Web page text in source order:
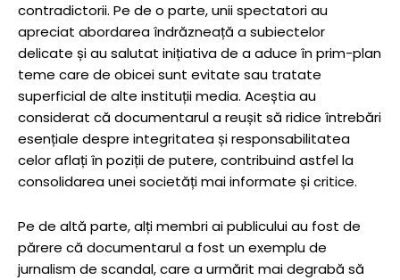
contradictorii. Pe de o parte, unii spectatori au
apreciat abordarea îndrăzneață a subiectelor
delicate și au salutat inițiativa de a aduce în prim-plan
teme care de obicei sunt evitate sau tratate
superficial de alte instituții media. Aceștia au
considerat că documentarul a reușit să ridice întrebări
esențiale despre integritatea și responsabilitatea
celor aflați în poziții de putere, contribuind astfel la
consolidarea unei societăți mai informate și critice.
Pe de altă parte, alți membri ai publicului au fost de
părere că documentarul a fost un exemplu de
jurnalism de scandal, care a urmărit mai degrabă să